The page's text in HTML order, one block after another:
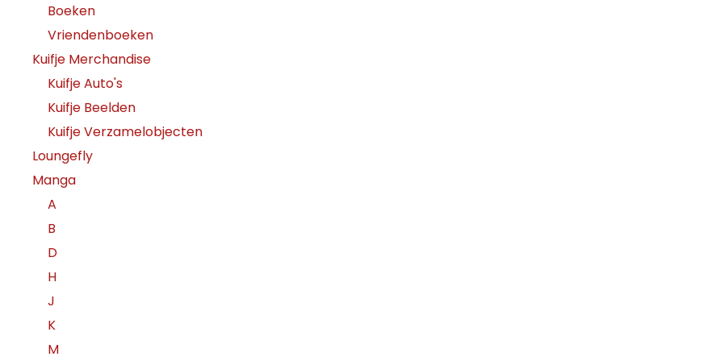
Boeken
Vriendenboeken
Kuifje Merchandise
Kuifje Auto's
Kuifje Beelden
Kuifje Verzamelobjecten
Loungefly
Manga
A
B
D
H
J
K
M